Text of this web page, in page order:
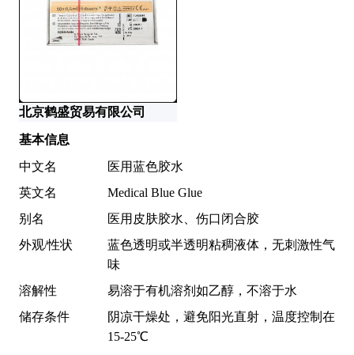
北京鹤盛贸易有限公司
基本信息
中文名
医用蓝色胶水
英文名
Medical Blue Glue
别名
医用皮肤胶水、伤口闭合胶
外观/性状
蓝色透明或半透明粘稠液体，无刺激性气
味
溶解性
易溶于有机溶剂如乙醇，不溶于水
储存条件
阴凉干燥处，避免阳光直射，温度控制在
15-25℃